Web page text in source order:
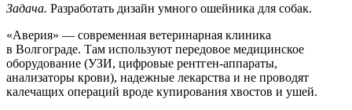
Задача. Разработать дизайн умного ошейника для собак.
«Аверия» — современная ветеринарная клиника
в Волгограде. Там используют передовое медицинское
оборудование (УЗИ, цифровые рентген-аппараты,
анализаторы крови), надежные лекарства и не проводят
калечащих операций вроде купирования хвостов и ушей.